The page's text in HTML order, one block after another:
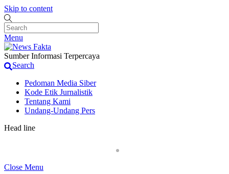
Skip to content
Menu
Sumber Informasi Terpercaya
Search
Pedoman Media Siber
Kode Etik Jurnalistik
Tentang Kami
Undang-Undang Pers
Head line
Penjual Obat Keras di Terminal Laladon Kembali
Close Menu